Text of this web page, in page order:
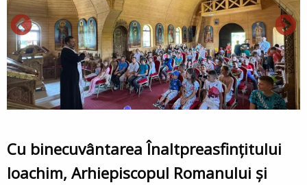
Cu binecuvântarea Înaltpreasfințitului
Ioachim, Arhiepiscopul Romanului și